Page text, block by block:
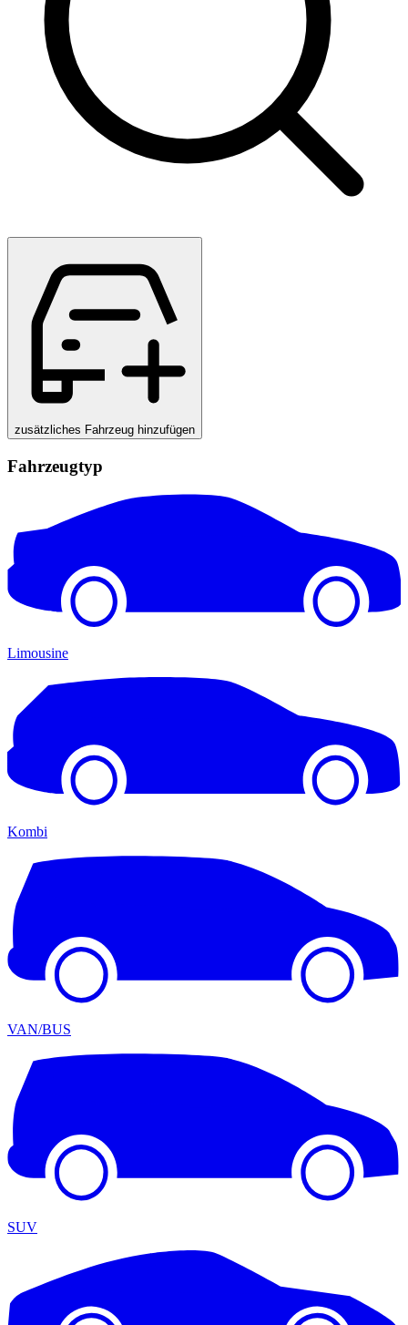
zusätzliches Fahrzeug hinzufügen
Fahrzeugtyp
Limousine
Kombi
VAN/BUS
SUV